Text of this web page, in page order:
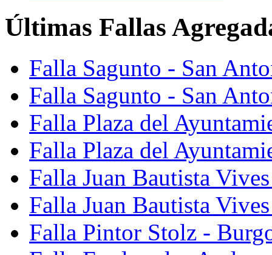
Últimas Fallas
Falla Sagunto - San
Falla Sagunto - San
Falla Plaza del
Falla Plaza del
Falla Juan Bautista
Falla Juan Bautista
Falla Pintor Stolz -